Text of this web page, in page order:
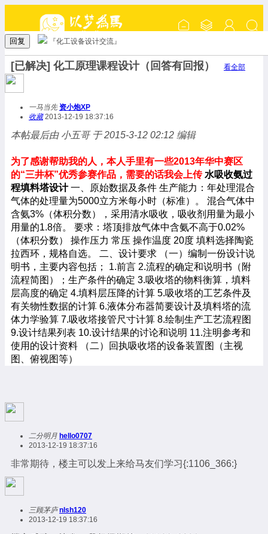
回复 『化工设备设计交流』
[已解决] 化工原理课程设计（回答有回报） 看全部
一马当先 资小炮XP
收藏2013-12-19 18:37:16
本帖最后由 小五哥 于 2015-3-12 02:12 编辑
为了感谢帮助我的人，本人手里有一些2013年华中赛区
的“三井杯”优秀参赛作品，需要的话我会上传 水吸收氨过
程填料塔设计 一、原始数据及条件 生产能力：年处理混合
气体的处理量为5000立方米每小时（标准）。
混合气体中
含氨3%（体积分数），采用清水吸收，吸收剂用量为最小
用量的1.8倍。
要求：塔顶排放气体中含氨不高于0.02%
（体积分数）
操作压力 常压 操作温度 20度 填料选择陶瓷
拉西环，规格自选。
二、设计要求
（一）编制一份设计说
明书，主要内容包括；
1.前言 2.流程的确定和说明书（附
流程简图）；生产条件的确定 3.吸收塔的物料衡算，填料
层高度的确定 4.填料层压降的计算 5.吸收塔的工艺条件及
有关物性数据的计算 6.液体分布器简要设计及填料塔的流
体力学验算 7.吸收塔接管尺寸计算 8.绘制生产工艺流程图
9.设计结果列表 10.设计结果的讨论和说明 11.注明参考和
使用的设计资料
（二）回执吸收塔的设备装置图（主视
图、俯视图等）
二分明月 hello0707
2013-12-19 18:37:16
非常期待，楼主可以发上来给马友们学习{:1106_366:}
三顾茅庐 nlsh120
2013-12-19 18:37:16